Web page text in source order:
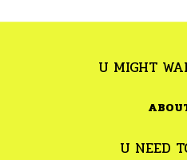
U MIGHT
U NEED